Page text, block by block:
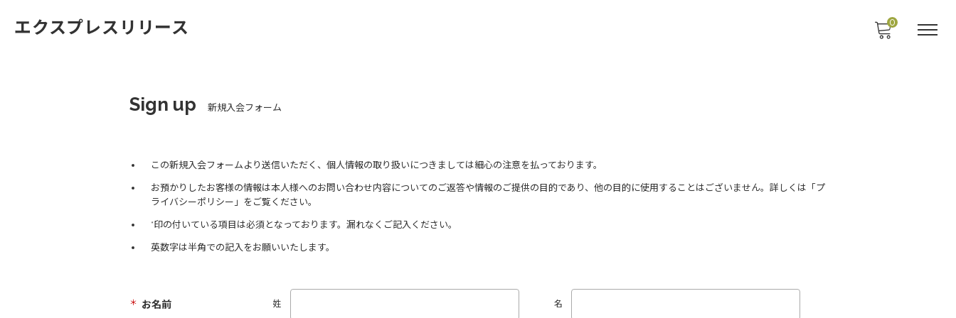
エクスプレスリリース 0
Sign up 新規入会フォーム
この新規入会フォームより送信いただく、個人情報の取り扱いにつきましては細心の注意を払っております。
お預かりしたお客様の情報は本人様へのお問い合わせ内容についてのご返答や情報のご提供の目的であり、他の目的に使用することはございません。詳しくは「プ
ライバシーポリシー」をご覧ください。
*印の付いている項目は必須となっております。漏れなくご記入ください。
英数字は半角での記入をお願いいたします。
＊ お名前 姓 名